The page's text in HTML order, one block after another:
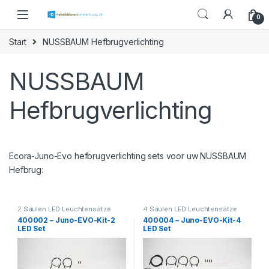
0
Start NUSSBAUM Hefbrugverlichting
NUSSBAUM
Hefbrugverlichting
Ecora-Juno-Evo hefbrugverlichting sets voor uw NUSSBAUM
Hefbrug:
2 Säulen LED Leuchtensätze
400002 – Juno-EVO-Kit-2
LED Set
4 Säulen LED Leuchtensätze
400004 – Juno-EVO-Kit-4
LED Set